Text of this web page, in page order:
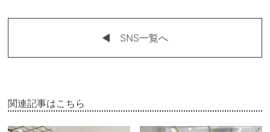
◀︎ SNS一覧へ
関連記事はこちら